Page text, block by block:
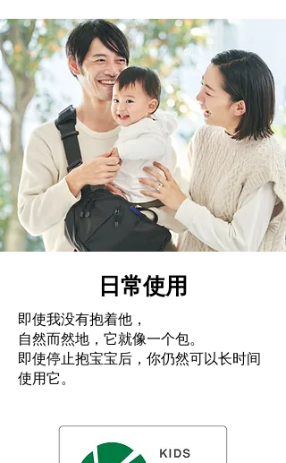
日常使用
即使我没有抱着他，
自然而然地，它就像一个包。
即使停止抱宝宝后，你仍然可以长时间
使用它。